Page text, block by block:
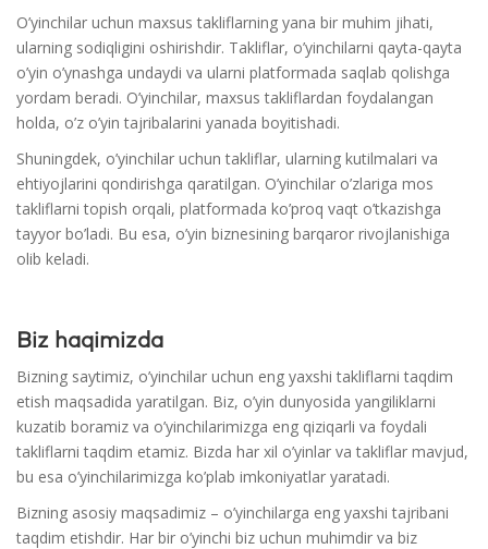
O’yinchilar uchun maxsus takliflarning yana bir muhim jihati,
ularning sodiqligini oshirishdir. Takliflar, o’yinchilarni qayta-qayta
o’yin o’ynashga undaydi va ularni platformada saqlab qolishga
yordam beradi. O’yinchilar, maxsus takliflardan foydalangan
holda, o’z o’yin tajribalarini yanada boyitishadi.
Shuningdek, o’yinchilar uchun takliflar, ularning kutilmalari va
ehtiyojlarini qondirishga qaratilgan. O’yinchilar o’zlariga mos
takliflarni topish orqali, platformada ko’proq vaqt o’tkazishga
tayyor bo’ladi. Bu esa, o’yin biznesining barqaror rivojlanishiga
olib keladi.
Biz haqimizda
Bizning saytimiz, o’yinchilar uchun eng yaxshi takliflarni taqdim
etish maqsadida yaratilgan. Biz, o’yin dunyosida yangiliklarni
kuzatib boramiz va o’yinchilarimizga eng qiziqarli va foydali
takliflarni taqdim etamiz. Bizda har xil o’yinlar va takliflar mavjud,
bu esa o’yinchilarimizga ko’plab imkoniyatlar yaratadi.
Bizning asosiy maqsadimiz – o’yinchilarga eng yaxshi tajribani
taqdim etishdir. Har bir o’yinchi biz uchun muhimdir va biz